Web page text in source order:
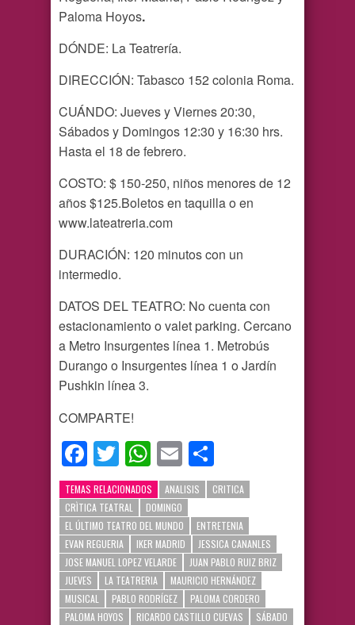
Paloma Hoyos.
DÓNDE: La Teatrería.
DIRECCIÓN: Tabasco 152 colonia Roma.
CUÁNDO: Jueves y Viernes 20:30,
Sábados y Domingos 12:30 y 16:30 hrs.
Hasta el 18 de febrero.
COSTO: $ 150-250, niños menores de 12
años $125.Boletos en taquilla o en
www.lateatreria.com
DURACIÓN: 120 minutos con un
intermedio.
DATOS DEL TEATRO: No cuenta con
estacionamiento o valet parking. Cercano
a Metro Insurgentes línea 1. Metrobús
Durango o Insurgentes línea 1 o Jardín
Pushkin línea 3.
COMPARTE!
Facebook
TwitterWhatsApp
Email
TEMAS RELACIONADOS ANALISIS
CRITICA
CRÌTICA TEATRAL
DOMINGO
EL ÚLTIMO TEATRO DEL MUNDO
ENTRETENIA
EVAN REGUERIA
IKER MADRID
JESSICA CANANLES
JOSE MANUEL LOPEZ VELARDE
JUAN PABLO RUIZ BRIZ
JUEVES
LA TEATRERIA
MAURICIO HERNÁNDEZ
MUSICAL
PABLO RODRÍGEZ
PALOMA CORDERO
PALOMA HOYOS
RICARDO CASTILLO CUEVAS
SÁBADO